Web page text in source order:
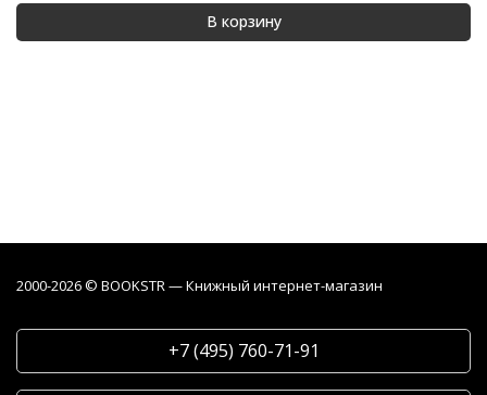
В корзину
2000-2026 © BOOKSTR — Книжный интернет-магазин
+7 (495) 760-71-91